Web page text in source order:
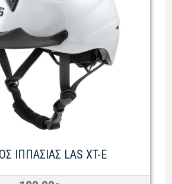
ΙΠΠΑΣΙΑΣ LAS XT-E